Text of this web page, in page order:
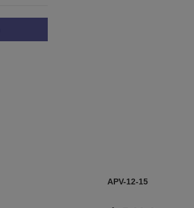
APV-12-15